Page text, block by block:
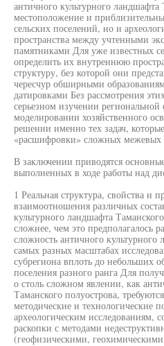
античного культурного ландшафта
местоположение и
сельских поселений, но и
пространства между учтенными
памятниками Для уже известных
определить их внутреннюю
структуру, без которой они
чересчур обширными
датировками Без рассмотрения
серьезном изучении региональной
моделировании хозяйственного
решении именно тех задач,
«расшифровки» сложных межевых
В заключении приводятся
выполненных в ходе работы над
1 Реальная структура, свойства и
взаимоотношения различных
культурного ландшафта
сложнее, чем это предполагалось
сложность античного
самых разных масштабах
субрегиона вплоть до небольших
поселения разного ранга Для
о столь сложном явлении, как
Таманского полуострова,
методические и технологические
археологическим исследованиям,
раскопки с методами
(геофизическими,